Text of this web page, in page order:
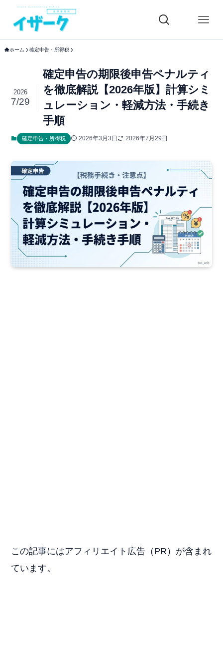
ホーム 確定申告・所得税
確定申告の期限後申告ペナルティ
を徹底解説【2026年版】計算シミ
ュレーション・軽減方法・手続き
手順
2026
7/29
確定申告・所得税 2026年3月3日 2026年7月29日
この記事にはアフィリエイト広告（PR）が含まれ
ています。